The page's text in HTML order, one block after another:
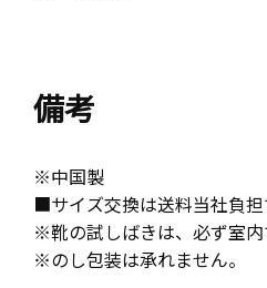
備考
※中国製
■サイズ交換は送料当社負担
※靴の試しばきは、必ず室内
※のし包装は承れません。